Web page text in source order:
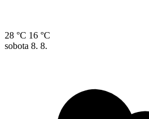
28 °C 16 °C
sobota 8. 8.